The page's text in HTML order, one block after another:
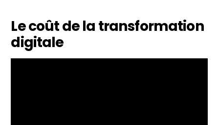
Le coût de la transformation
digitale